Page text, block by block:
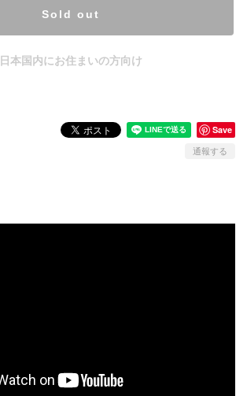
Sold out
日本国内にお住まいの方向け
Save
通報する